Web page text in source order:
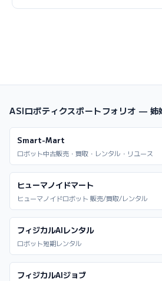
ASIロボティクスポートフォリオ — 姉
Smart-Mart
ロボット中古販売・買取・レンタル・リユース
ヒューマノイドマート
ヒューマノイドロボット 販売/買取/レンタル
フィジカルAIレンタル
ロボット短期レンタル
フィジカルAIジョブ